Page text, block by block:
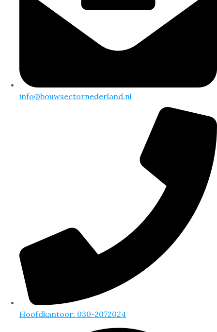
info@bouwsectornederland.nl
Hoofdkantoor: 030-2072024